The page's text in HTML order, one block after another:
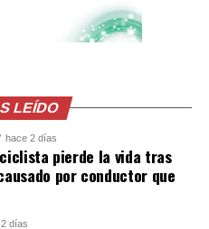
de agosto de 2026 se han
de tránsito, con 9,372
a las señales
de seguridad y la
LEÍDO
hace 2 días
pierde la vida tras
por conductor que
días